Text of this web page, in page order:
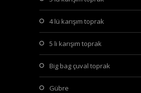
4 lü karışım toprak
5 li karışım toprak
big bag çuval toprak
gübre